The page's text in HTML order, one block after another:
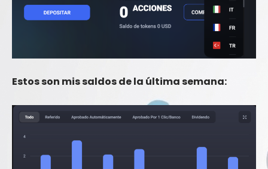
Estos son mis saldos de la última semana: